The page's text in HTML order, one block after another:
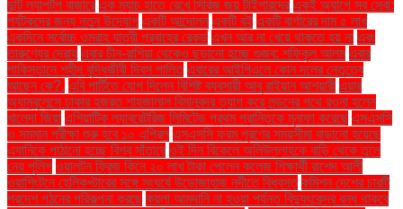
দুটি ল্যাপটপ বাজারে এক ম্যাচ হাতে রেখে সিরিজ জয় টাইগারদের একই অ্যাপে সব সেবা:
পর্যটকদের জন্য নতুন উদ্যোগ একটি আন্দোলন একটি বই একটি বার্গারের দাম ৫ লাখ
একদিনে সর্বোচ্চ ওমরাহ যাত্রী প্রবাহের রেকর্ড এখন আর না খেয়ে থাকতে হয় না এবং
তারুণ্যের দ্রোহ এবার চীন-রাশিয়া থেকেও ছড়ানো হচ্ছে গুজব: শফিকুল আলম এবার
পাকিস্তানে শহীদ বুদ্ধিজীবী দিবস পালিত এবারের আইপিএলে কোন দলের নেতৃত্বে
আছেন কে?. এবি পার্টিতে যোগ দিলেন বিশিষ্ট ব্যবসায়ী আবু রাইয়ান আশয়ারী এয়ার
অ্যাম্বুলেন্সে ঢাকার হজরত শাহজালাল বিমানবন্দর ত্যাগ করে লন্ডনের পথে রওনা হলেন
খালেদা জিয়া এশিয়াটিক ল্যাবরেটরিজ লিমিটেড প্রথম প্রান্তিকে মুনাফা করেছে এসএসসি
ও সমমান পরীক্ষা শুরু হবে ১০ এপ্রিল এসএসসি ফরম পূরণের সময়সীমা বাড়ানো হয়েছে
এ্যানিকে পাঠানো হচ্ছে বিশ্ব সাঁতারে ওই দিন বিকেলে অলিউল্লাহকে বাড়ি থেকে তুলে
নেয় পুলিশ ওয়ালটন ফ্রিজ কিনে ২০ লাখ টাকা পেলেন কলেজ শিক্ষার্থী রাশেদ আলী
ওয়াশিংটনে হেলিকপ্টারের সঙ্গে সংঘর্ষে উড়োজাহাজ নদীতে বিধ্বস্ত কমিশন দেশের চারটি
প্রদেশ গঠনের পরিকল্পনা করছে কয়লা আমদানি না হওয়া পর্যন্ত বিদ্যুৎকেন্দ্র বন্ধ থাকবে